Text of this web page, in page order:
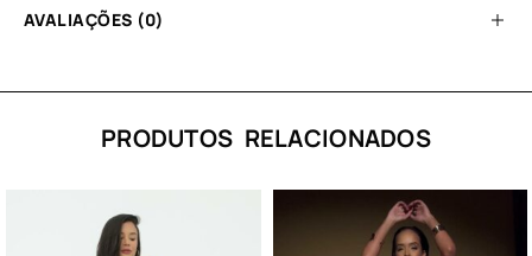
AVALIAÇÕES (0)
PRODUTOS RELACIONADOS